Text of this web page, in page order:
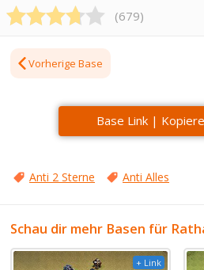
(679)
Vorherige Base
Base Link |
Anti 2 Sterne Anti Alles
Schau dir mehr Basen für
+ Link